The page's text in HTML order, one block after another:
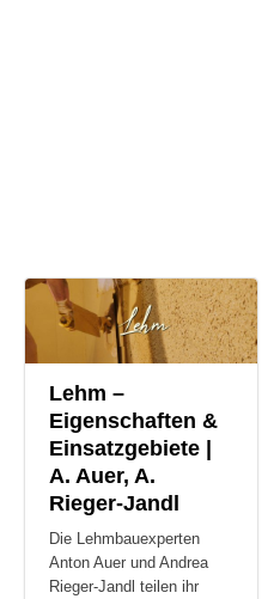
Lehm –
Eigenschaften &
Einsatzgebiete |
A. Auer, A.
Rieger-Jandl
Die Lehmbauexperten
Anton Auer und Andrea
Rieger-Jandl teilen ihr